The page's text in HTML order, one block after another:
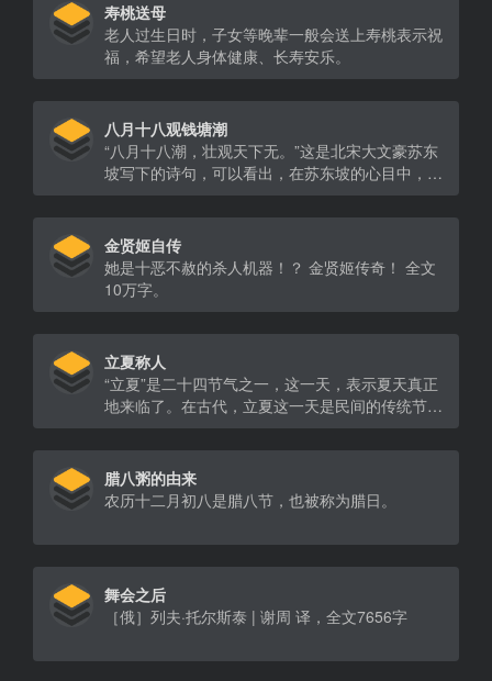
寿桃送母
老人过生日时，子女等晚辈一般会送上寿桃表示祝
福，希望老人身体健康、长寿安乐。
八月十八观钱塘潮
“八月十八潮，壮观天下无。”这是北宋大文豪苏东
坡写下的诗句，可以看出，在苏东坡的心目中，钱
塘潮是无比壮观的。千百年来，不知有多少人为钱
塘潮的壮观景象所震撼。每年的中秋节前后，是观
赏钱塘潮的最佳时机，各地的人们纷纷赶来观赏这
种壮美的自然景观。据说，观钱塘潮习俗最早开始
于汉朝，在唐宋的时候，达到了兴盛。后来，观钱
塘潮的习俗一直流传至今。
金贤姬自传
她是十恶不赦的杀人机器！？ 金贤姬传奇！ 全文
10万字。
立夏称人
“立夏”是二十四节气之一，这一天，表示夏天真正
地来临了。在古代，立夏这一天是民间的传统节
日，称为“立夏节”。
腊八粥的由来
农历十二月初八是腊八节，也被称为腊日。
舞会之后
［俄］列夫·托尔斯泰 | 谢周 译，全文7656字